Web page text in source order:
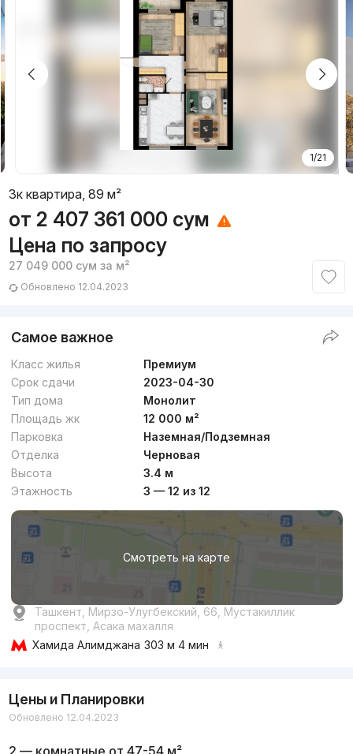
1/21
3к квартира, 89 м²
от 2 407 361 000 сум
Цена по запросу
27 049 000 сум за м²
Обновлено 12.04.2023
Самое важное
Класс жилья
Премиум
Срок сдачи
2023-04-30
Тип дома
Монолит
Площадь жк
12 000 м²
Парковка
Наземная/Подземная
Отделка
Черновая
Высота
3.4 м
Этажность
3 — 12 из 12
Смотреть на карте
Ташкент, Мирзо-Улугбекский, 66, Мустакиллик
проспект, Асака махалля
Хамида Алимджана 303 м 4 мин
Цены и Планировки
Обновлено 12.04.2023